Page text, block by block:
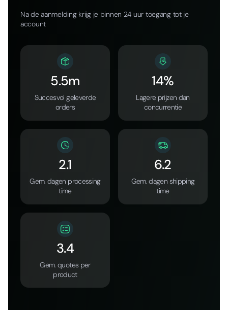
Na de aanmelding krijg je binnen 24 uur toegang tot je
account
5.5m
Succesvol geleverde
orders
14%
Lagere prijzen dan
concurrentie
2.1
Gem. dagen processing
time
6.2
Gem. dagen shipping
time
3.4
Gem. quotes per
product